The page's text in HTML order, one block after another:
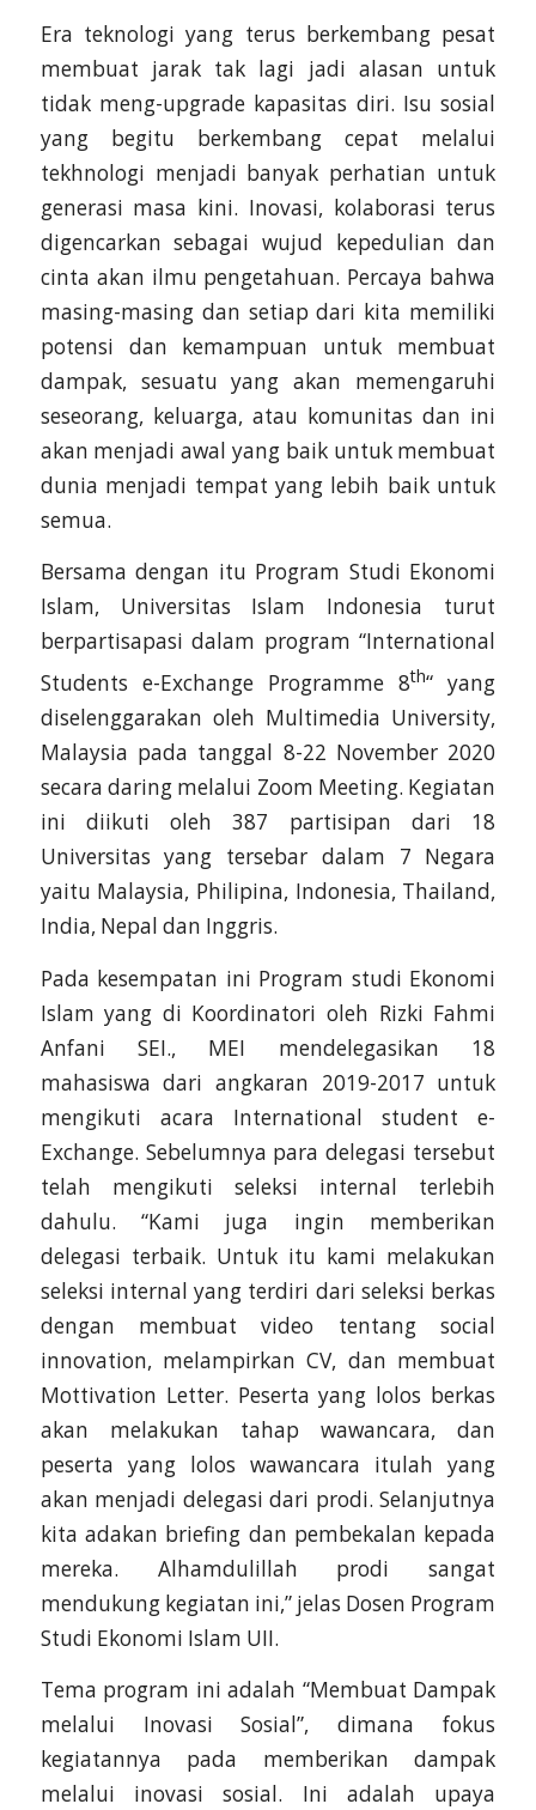
Era teknologi yang terus berkembang pesat
membuat jarak tak lagi jadi alasan untuk
tidak meng-upgrade kapasitas diri. Isu sosial
yang begitu berkembang cepat melalui
tekhnologi menjadi banyak perhatian untuk
generasi masa kini. Inovasi, kolaborasi terus
digencarkan sebagai wujud kepedulian dan
cinta akan ilmu pengetahuan. Percaya bahwa
masing-masing dan setiap dari kita memiliki
potensi dan kemampuan untuk membuat
dampak, sesuatu yang akan memengaruhi
seseorang, keluarga, atau komunitas dan ini
akan menjadi awal yang baik untuk membuat
dunia menjadi tempat yang lebih baik untuk
semua.
Bersama dengan itu Program Studi Ekonomi
Islam, Universitas Islam Indonesia turut
berpartisapasi dalam program “International
Students e-Exchange Programme 8th“ yang
diselenggarakan oleh Multimedia University,
Malaysia pada tanggal 8-22 November 2020
secara daring melalui Zoom Meeting. Kegiatan
ini diikuti oleh 387 partisipan dari 18
Universitas yang tersebar dalam 7 Negara
yaitu Malaysia, Philipina, Indonesia, Thailand,
India, Nepal dan Inggris.
Pada kesempatan ini Program studi Ekonomi
Islam yang di Koordinatori oleh Rizki Fahmi
Anfani SEI., MEI mendelegasikan 18
mahasiswa dari angkaran 2019-2017 untuk
mengikuti acara International student e-
Exchange. Sebelumnya para delegasi tersebut
telah mengikuti seleksi internal terlebih
dahulu. “Kami juga ingin memberikan
delegasi terbaik. Untuk itu kami melakukan
seleksi internal yang terdiri dari seleksi berkas
dengan membuat video tentang social
innovation, melampirkan CV, dan membuat
Mottivation Letter. Peserta yang lolos berkas
akan melakukan tahap wawancara, dan
peserta yang lolos wawancara itulah yang
akan menjadi delegasi dari prodi. Selanjutnya
kita adakan briefing dan pembekalan kepada
mereka. Alhamdulillah prodi sangat
mendukung kegiatan ini,” jelas Dosen Program
Studi Ekonomi Islam UII.
Tema program ini adalah “Membuat Dampak
melalui Inovasi Sosial”, dimana fokus
kegiatannya pada memberikan dampak
melalui inovasi sosial. Ini adalah upaya